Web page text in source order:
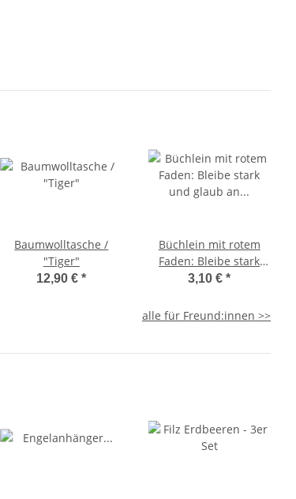
Baumwolltasche /
"Tiger"
12,90 €*
Büchlein mit rotem
Faden: Bleibe stark
und glaub an dich
3,10 €*
alle für Freund:innen >>